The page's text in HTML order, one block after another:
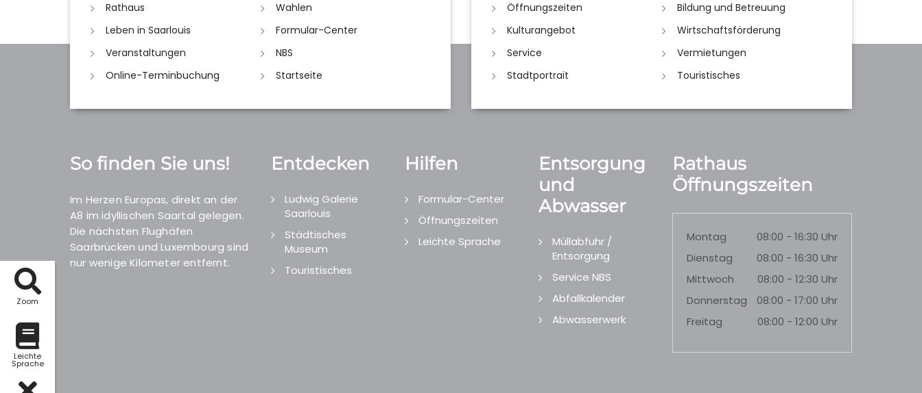
Zoom
Leichte
Sprache
Rathaus
Wahlen
Leben in Saarlouis
Formular-Center
Veranstaltungen
NBS
Online-Terminbuchung
Startseite
Öffnungszeiten
Bildung und Betreuung
Kulturangebot
Wirtschaftsförderung
Service
Vermietungen
Stadtportrait
Touristisches
So finden Sie uns!
Im Herzen Europas, direkt an der
A8 im idyllischen Saartal gelegen.
Die nächsten Flughäfen
Saarbrücken und Luxembourg sind
nur wenige Kilometer entfernt.
Entdecken
Ludwig Galerie
Saarlouis
Städtisches
Museum
Touristisches
Hilfen
Formular-Center
Öffnungszeiten
Leichte Sprache
Entsorgung
und
Abwasser
Müllabfuhr /
Entsorgung
Service NBS
Abfallkalender
Abwasserwerk
Rathaus
Öffnungszeiten
Montag
08:00 - 16:30 Uhr
Dienstag
08:00 - 16:30 Uhr
Mittwoch
08:00 - 12:30 Uhr
Donnerstag
08:00 - 17:00 Uhr
Freitag
08:00 - 12:00 Uhr